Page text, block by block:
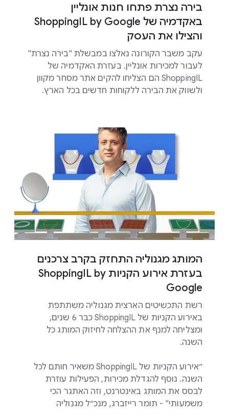
בירה נצרת פתחו חנות אונליין
באקדמיה של ShoppingIL by Google
והצילו את העסק
עקב משבר הקורונה נאלצו במבשלת "בירה נצרת"
לעבור למכירות אונליין. בעזרת האקדמיה של
ShoppingIL הם הצליחו להקים אתר מסחר מקוון
ולשווק את הבירה ללקוחות חדשים בכל הארץ.
המותג מגנוליה התחזק בקרב צרכנים
בעזרת אירוע הקניות ShoppingIL by
Google
רשת התכשיטים הארצית מגנוליה משתתפת
באירוע הקניות של ShoppingIL כבר 6 שנים,
ומצליחה למנף את ההצלחה לחיזוק המותג כל
השנה.
״אירוע הקניות של ShoppingIL משאיר חותם לכל
השנה. נוסף להגדלת מכירות, הפעילות עוזרת
לבסס את המותג באינטרנט, וזה האתגר הכי
משמעותי" - תומר רייזברג, מנכ״ל מגנוליה